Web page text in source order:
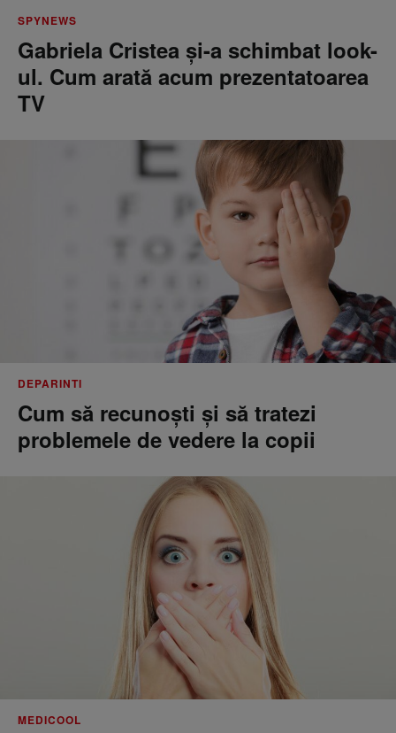
SPYNEWS
Gabriela Cristea și-a schimbat look-
ul. Cum arată acum prezentatoarea
TV
DEPARINTI
Cum să recunoști și să tratezi
problemele de vedere la copii
MEDICOOL